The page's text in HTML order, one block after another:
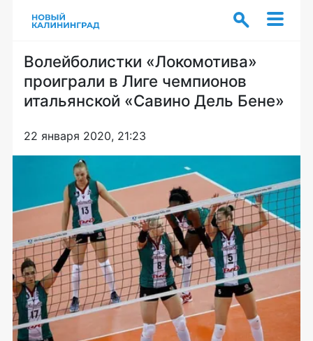
Волейболистки «Локомотива»
проиграли в Лиге чемпионов
итальянской «Савино Дель Бене»
22 января 2020, 21:23